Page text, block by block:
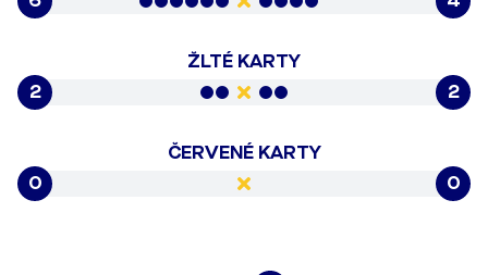
ŽLTÉ KARTY
2
2
ČERVENÉ KARTY
0
0